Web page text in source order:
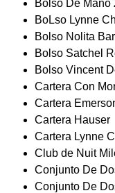
Bolso De
BoLso Lynne
Bolso Nolita
Bolso Satchel
Bolso Vincent
Cartera Con
Cartera
Cartera Hauser
Cartera Lynne
Club de Nuit
Conjunto De
Conjunto De